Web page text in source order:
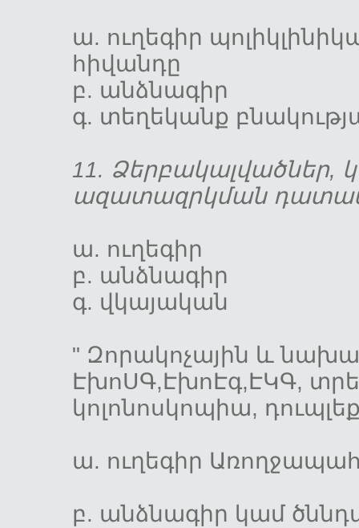
ա. ուղեգիր
հիվանդը
բ.
գ. տեղեկանք
11. Ձերբակալվածներ,
ազատազրկման
ա.
բ.
գ.
" Զորակոչային և
ԷխոՍԳ,ԷխոԷգ,ԷԿԳ,
կոլոնոսկոպիա,
ա. ուղեգիր
բ. անձնագիր